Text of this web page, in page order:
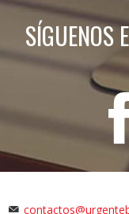
SÍGUENOS